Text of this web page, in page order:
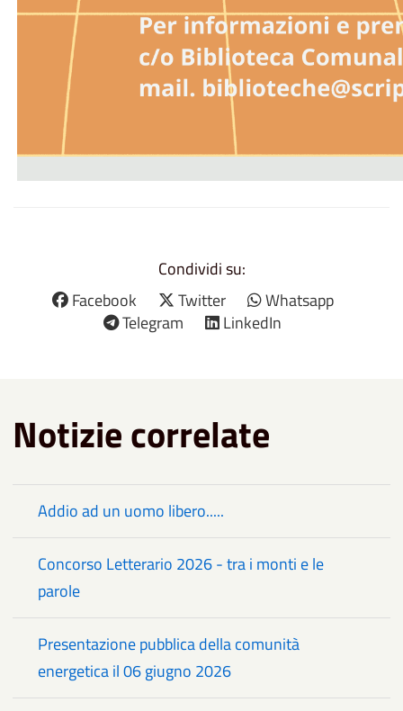
Condividi su:
Facebook
Twitter
Whatsapp
Telegram
LinkedIn
Notizie correlate
Addio ad un uomo libero.....
Concorso Letterario 2026 - tra i monti e le
parole
Presentazione pubblica della comunità
energetica il 06 giugno 2026